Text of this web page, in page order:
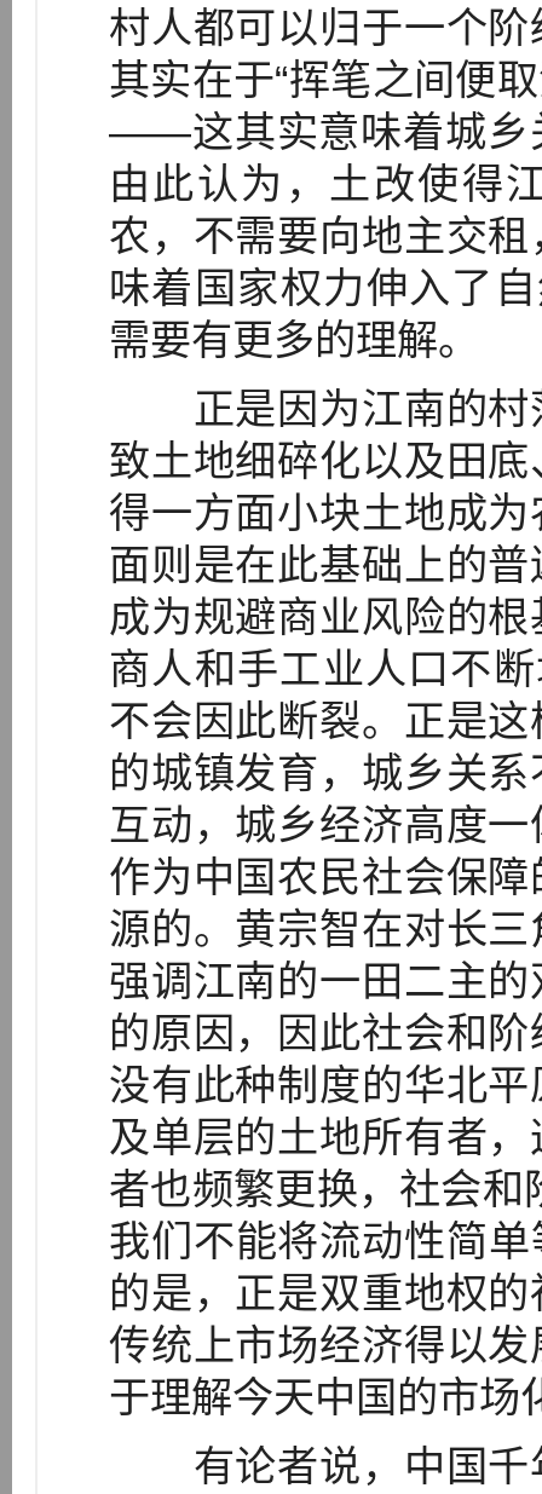
村人都可以归于一个
其实在于“挥笔之间便
——这其实意味着城乡
由此认为，土改使得
农，不需要向地主交
味着国家权力伸入了
需要有更多的理解。
正是因为江南的村
致土地细碎化以及田
得一方面小块土地成
面则是在此基础上的
成为规避商业风险的
商人和手工业人口不
不会因此断裂。正是
的城镇发育，城乡关
互动，城乡经济高度
作为中国农民社会保
源的。黄宗智在对长
强调江南的一田二主
的原因，因此社会和
没有此种制度的华北
及单层的土地所有者
者也频繁更换，社会和
我们不能将流动性简
的是，正是双重地权
传统上市场经济得以
于理解今天中国的市场
有论者说，中国千